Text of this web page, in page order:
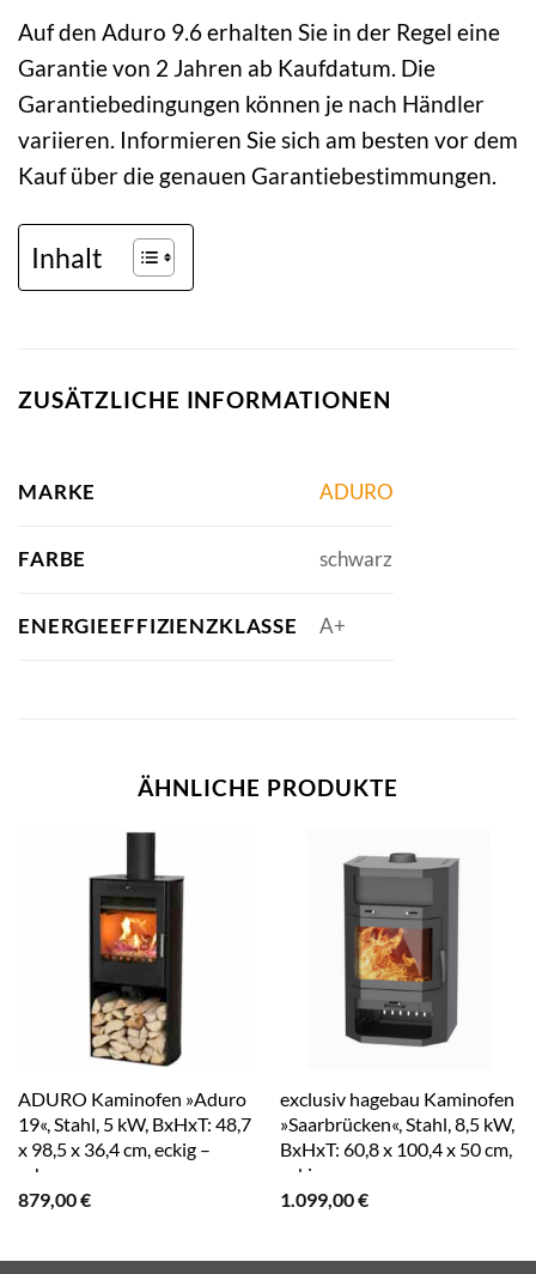
Auf den Aduro 9.6 erhalten Sie in der Regel eine
Garantie von 2 Jahren ab Kaufdatum. Die
Garantiebedingungen können je nach Händler
variieren. Informieren Sie sich am besten vor dem
Kauf über die genauen Garantiebestimmungen.
Inhalt
ZUSÄTZLICHE INFORMATIONEN
MARKE ADURO
FARBE schwarz
ENERGIEEFFIZIENZKLASSE A+
ÄHNLICHE PRODUKTE
ADURO Kaminofen »Aduro
19«, Stahl, 5 kW, BxHxT: 48,7
x 98,5 x 36,4 cm, eckig –
schwarz
879,00€
exclusiv hagebau Kaminofen
»Saarbrücken«, Stahl, 8,5 kW,
BxHxT: 60,8 x 100,4 x 50 cm,
eckig – grau
1.099,00€